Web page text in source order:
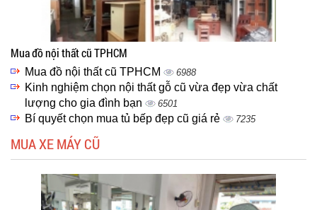
Mua đồ nội thất cũ TPHCM
Mua đồ nội thất cũ TPHCM 6988
Kinh nghiệm chọn nội thất gỗ cũ vừa đẹp vừa chất
lượng cho gia đình bạn
6501
Bí quyết chọn mua tủ bếp đẹp cũ giá rẻ 7235
MUA XE MÁY CŨ